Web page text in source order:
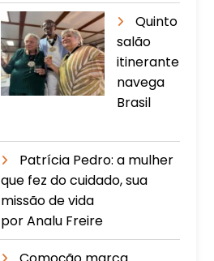
Quinto
salão
itinerante
navega
Brasil
Patrícia Pedro: a mulher
que fez do cuidado, sua
missão de vida
por Analu Freire